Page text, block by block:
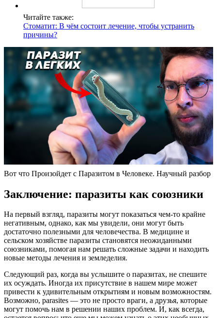
Читайте также:
Стоматит: В чём состоит лечение, чтобы устранить
причины?
Вот что Произойдет с Паразитом в Человеке. Научный разбор
Заключение: паразиты как союзники
На первый взгляд, паразиты могут показаться чем-то крайне
негативным, однако, как мы увидели, они могут быть
достаточно полезными для человечества. В медицине и
сельском хозяйстве паразиты становятся неожиданными
союзниками, помогая нам решать сложные задачи и находить
новые методы лечения и земледелия.
Следующий раз, когда вы услышите о паразитах, не спешите
их осуждать. Иногда их присутствие в нашем мире может
привести к удивительным открытиям и новым возможностям.
Возможно, parasites — это не просто враги, а друзья, которые
могут помочь нам в решении наших проблем. И, как всегда,